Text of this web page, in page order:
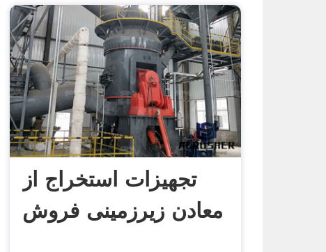
تجهیزات استخراج از
معادن زیرزمینی فروش